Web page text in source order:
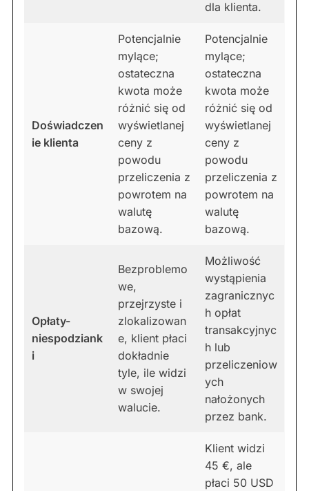
dla klienta.
Doświadczen
ie klienta
Potencjalnie
mylące;
ostateczna
kwota może
różnić się od
wyświetlanej
ceny z
powodu
przeliczenia z
powrotem na
walutę
bazową.
Potencjalnie
mylące;
ostateczna
kwota może
różnić się od
wyświetlanej
ceny z
powodu
przeliczenia z
powrotem na
walutę
bazową.
Opłaty-
niespodziank
i
Bezproblemo
we,
przejrzyste i
zlokalizowan
e, klient płaci
dokładnie
tyle, ile widzi
w swojej
walucie.
Możliwość
wystąpienia
zagranicznyc
h opłat
transakcyjnyc
h lub
przeliczeniow
ych
nałożonych
przez bank.
Klient widzi
45 €, ale
płaci 50 USD